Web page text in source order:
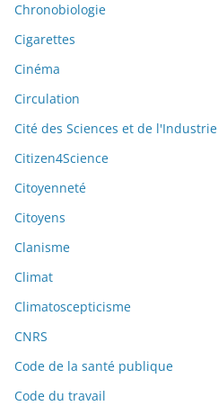
Chronobiologie
Cigarettes
Cinéma
Circulation
Cité des Sciences et de l'Industrie
Citizen4Science
Citoyenneté
Citoyens
Clanisme
Climat
Climatoscepticisme
CNRS
Code de la santé publique
Code du travail